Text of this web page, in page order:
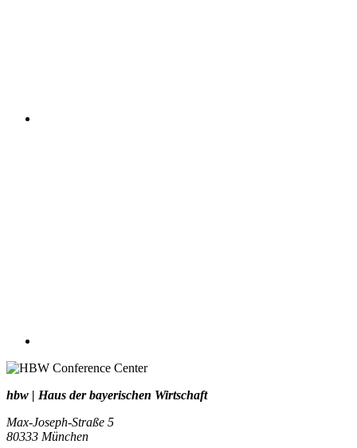
hbw | Haus der bayerischen Wirtschaft
Max-Joseph-Straße 5
80333 München